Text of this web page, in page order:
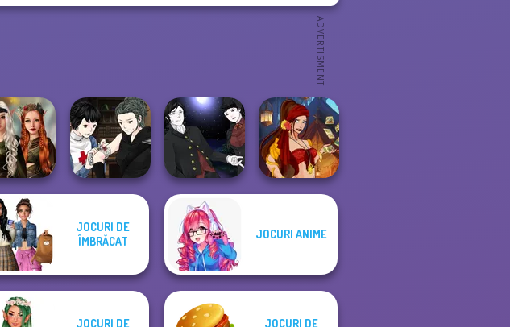
Kingdom
Of
Manga Creator
Vampire Hunter
P...
Manga Creator
Vampire Hunter
P...
Fantasy Fortune
JOCURI DE
ÎMBRĂCAT
JOCURI ANIME
JOCURI DE
JOCURI DE